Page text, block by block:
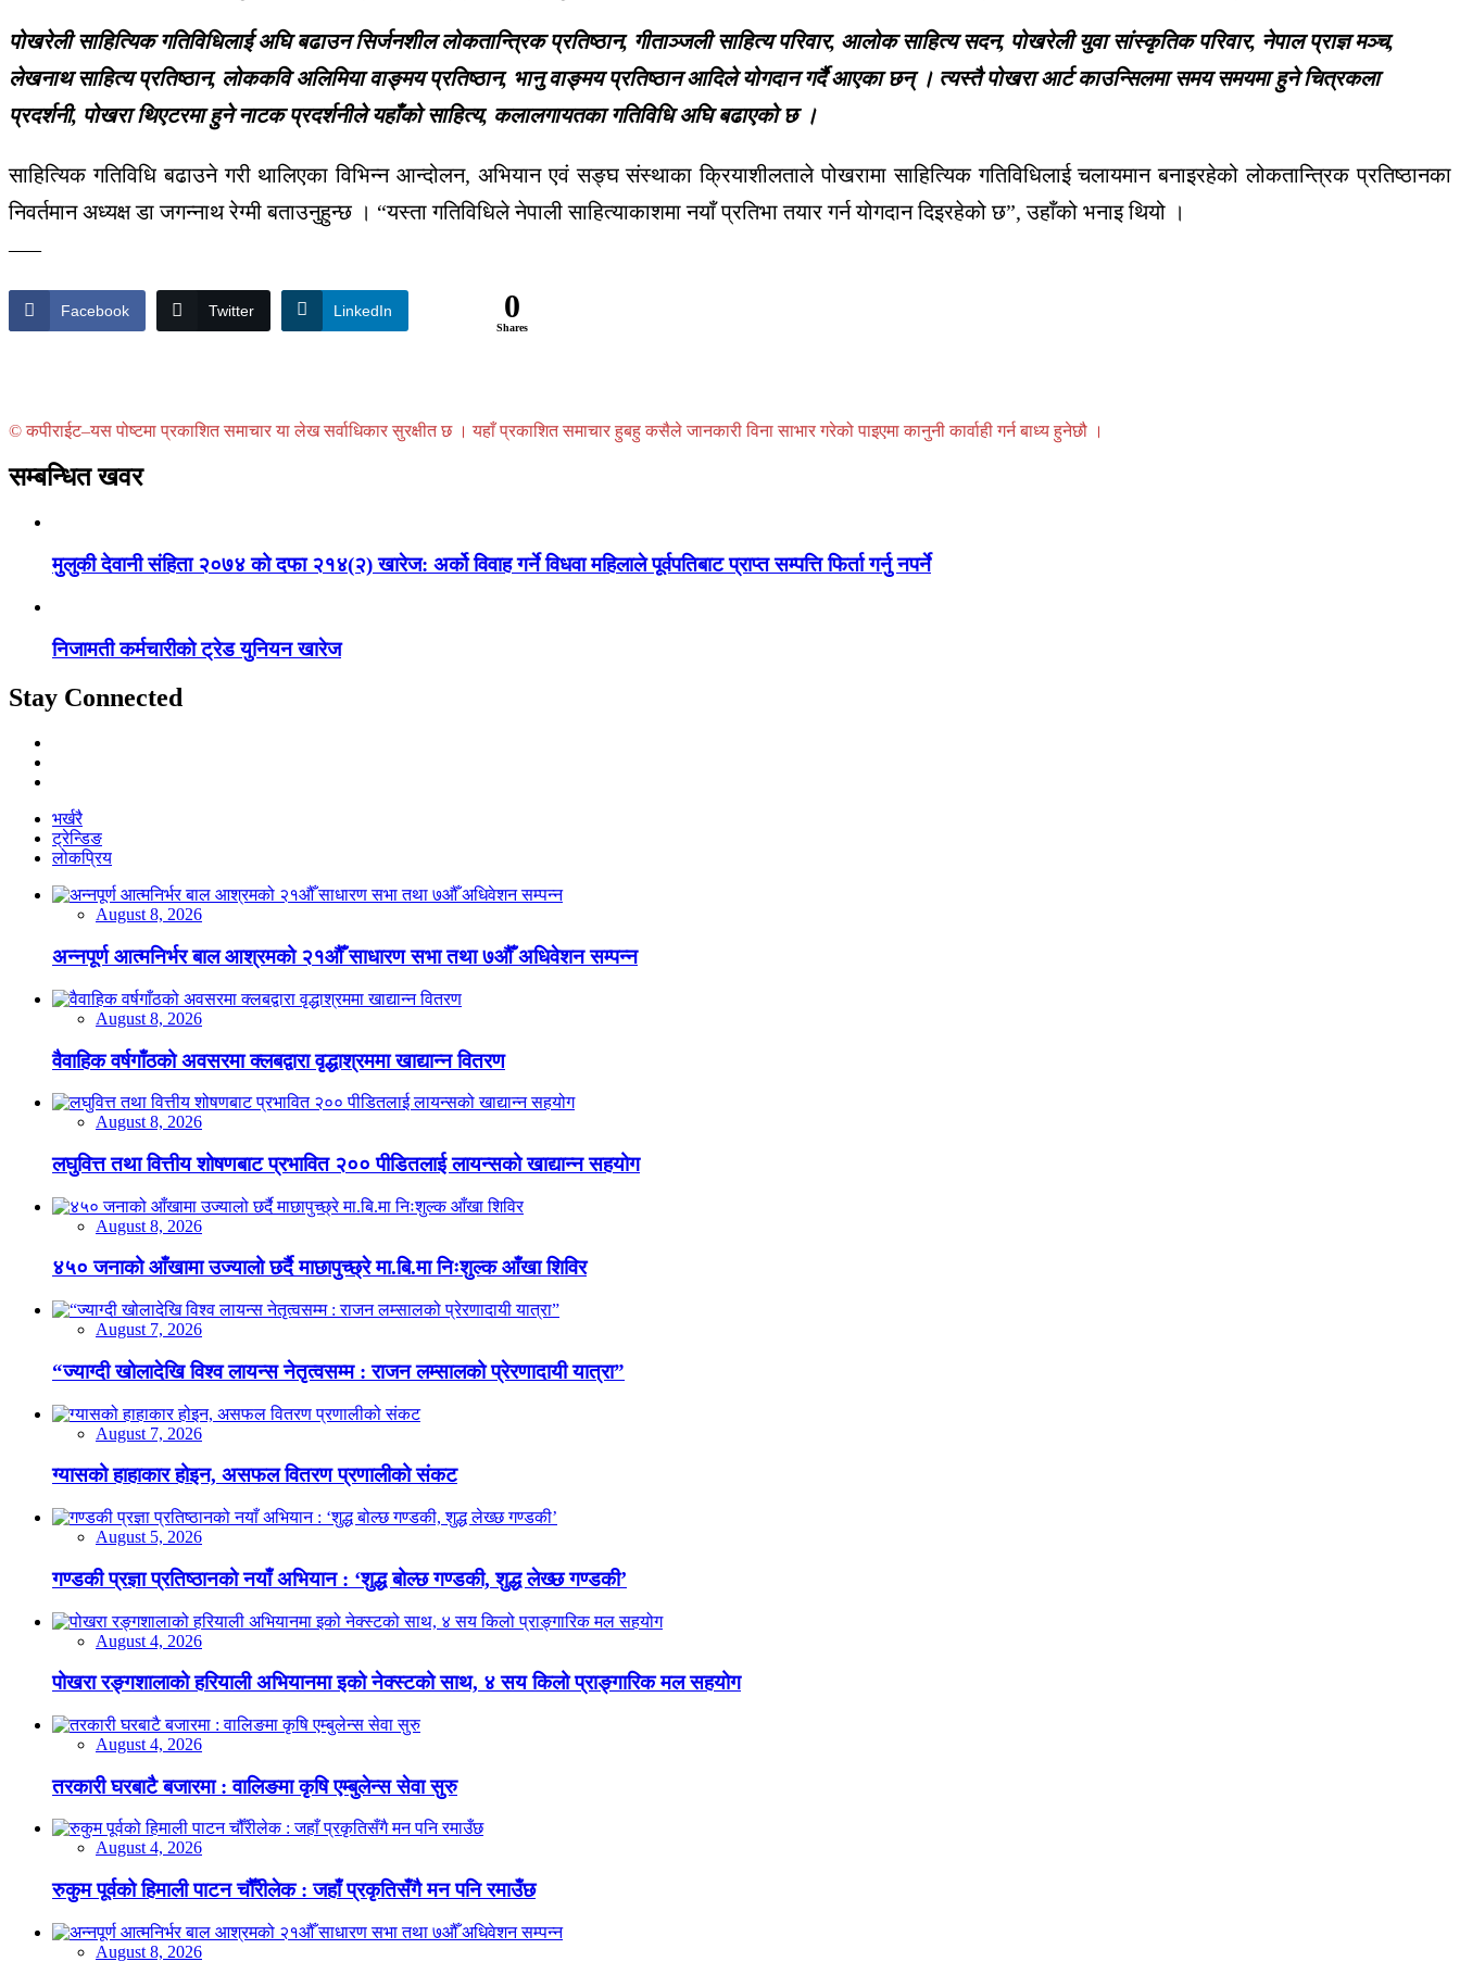
पोखरेली साहित्यिक गतिविधिलाई अघि बढाउन सिर्जनशील लोकतान्त्रिक प्रतिष्ठान, गीताञ्जली साहित्य परिवार, आलोक साहित्य सदन, पोखरेली युवा सांस्कृतिक परिवार, नेपाल प्राज्ञ मञ्च,
लेखनाथ साहित्य प्रतिष्ठान, लोककवि अलिमिया वाङ्मय प्रतिष्ठान, भानु वाङ्मय प्रतिष्ठान आदिले योगदान गर्दै आएका छन् । त्यस्तै पोखरा आर्ट काउन्सिलमा समय समयमा हुने चित्रकला
प्रदर्शनी, पोखरा थिएटरमा हुने नाटक प्रदर्शनीले यहाँको साहित्य, कलालगायतका गतिविधि अघि बढाएको छ ।
साहित्यिक गतिविधि बढाउने गरी थालिएका विभिन्न आन्दोलन, अभियान एवं सङ्घ संस्थाका क्रियाशीलताले पोखरामा साहित्यिक गतिविधिलाई चलायमान बनाइरहेको लोकतान्त्रिक प्रतिष्ठानका
निवर्तमान अध्यक्ष डा जगन्नाथ रेग्मी बताउनुहुन्छ । “यस्ता गतिविधिले नेपाली साहित्याकाशमा नयाँ प्रतिभा तयार गर्न योगदान दिइरहेको छ”, उहाँको भनाइ थियो ।
–––
Facebook Twitter LinkedIn 0
Shares
© कपीराईट–यस पोष्टमा प्रकाशित समाचार या लेख सर्वाधिकार सुरक्षीत छ । यहाँ प्रकाशित समाचार हुबहु कसैले जानकारी विना साभार गरेको पाइएमा कानुनी कार्वाही गर्न बाध्य हुनेछौ ।
सम्बन्धित खवर
मुलुकी देवानी संहिता २०७४ को दफा २१४(२) खारेज: अर्को विवाह गर्ने विधवा महिलाले पूर्वपतिबाट प्राप्त सम्पत्ति फिर्ता गर्नु नपर्ने
निजामती कर्मचारीको ट्रेड युनियन खारेज
Stay Connected
भर्खरै
ट्रेन्डिङ
लोकप्रिय
August 8, 2026
अन्नपूर्ण आत्मनिर्भर बाल आश्रमको २१औँ साधारण सभा तथा ७औँ अधिवेशन सम्पन्न
August 8, 2026
वैवाहिक वर्षगाँठको अवसरमा क्लबद्वारा वृद्धाश्रममा खाद्यान्न वितरण
August 8, 2026
लघुवित्त तथा वित्तीय शोषणबाट प्रभावित २०० पीडितलाई लायन्सको खाद्यान्न सहयोग
August 8, 2026
४५० जनाको आँखामा उज्यालो छर्दै माछापुच्छ्रे मा.बि.मा निःशुल्क आँखा शिविर
August 7, 2026
“ज्याग्दी खोलादेखि विश्व लायन्स नेतृत्वसम्म : राजन लम्सालको प्रेरणादायी यात्रा”
August 7, 2026
ग्यासको हाहाकार होइन, असफल वितरण प्रणालीको संकट
August 5, 2026
गण्डकी प्रज्ञा प्रतिष्ठानको नयाँ अभियान : ‘शुद्ध बोल्छ गण्डकी, शुद्ध लेख्छ गण्डकी’
August 4, 2026
पोखरा रङ्गशालाको हरियाली अभियानमा इको नेक्स्टको साथ, ४ सय किलो प्राङ्गारिक मल सहयोग
August 4, 2026
तरकारी घरबाटै बजारमा : वालिङमा कृषि एम्बुलेन्स सेवा सुरु
August 4, 2026
रुकुम पूर्वको हिमाली पाटन चौँरीलेक : जहाँ प्रकृतिसँगै मन पनि रमाउँछ
August 8, 2026